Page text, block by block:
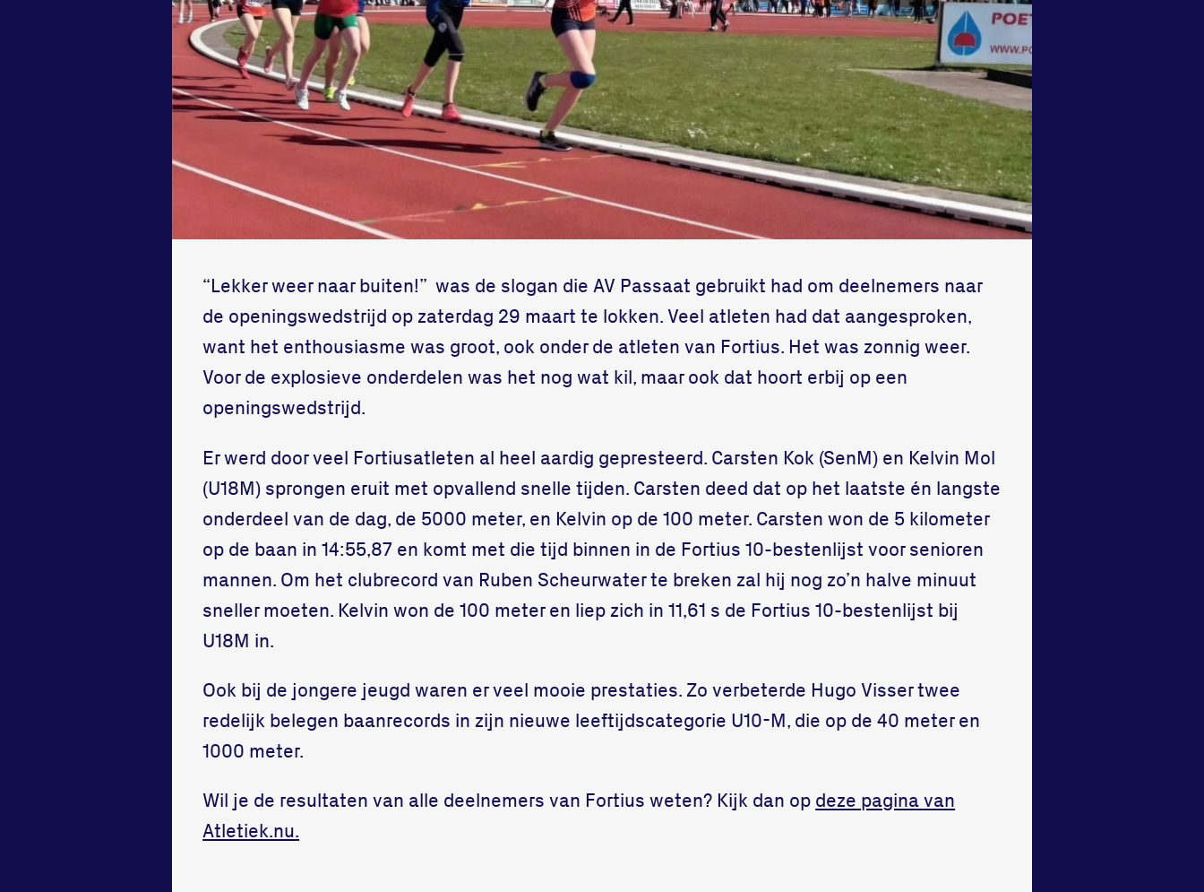
“Lekker weer naar buiten!” was de slogan die AV Passaat gebruikt had om deelnemers naar
de openingswedstrijd op zaterdag 29 maart te lokken. Veel atleten had dat aangesproken,
want het enthousiasme was groot, ook onder de atleten van Fortius. Het was zonnig weer.
Voor de explosieve onderdelen was het nog wat kil, maar ook dat hoort erbij op een
openingswedstrijd.
Er werd door veel Fortiusatleten al heel aardig gepresteerd. Carsten Kok (SenM) en Kelvin Mol
(U18M) sprongen eruit met opvallend snelle tijden. Carsten deed dat op het laatste én langste
onderdeel van de dag, de 5000 meter, en Kelvin op de 100 meter. Carsten won de 5 kilometer
op de baan in 14:55,87 en komt met die tijd binnen in de Fortius 10-bestenlijst voor senioren
mannen. Om het clubrecord van Ruben Scheurwater te breken zal hij nog zo’n halve minuut
sneller moeten. Kelvin won de 100 meter en liep zich in 11,61 s de Fortius 10-bestenlijst bij
U18M in.
Ook bij de jongere jeugd waren er veel mooie prestaties. Zo verbeterde Hugo Visser twee
redelijk belegen baanrecords in zijn nieuwe leeftijdscategorie U10-M, die op de 40 meter en
1000 meter.
Wil je de resultaten van alle deelnemers van Fortius weten? Kijk dan op deze pagina van
Atletiek.nu.